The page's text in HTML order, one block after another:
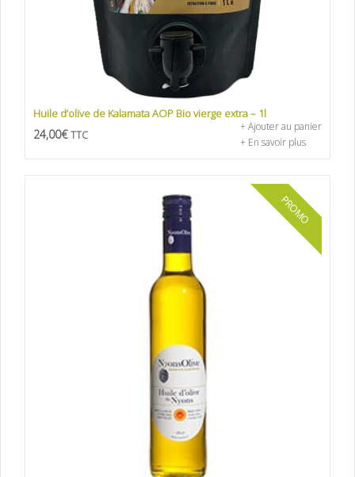
Huile d’olive de Kalamata AOP Bio vierge extra – 1l
24,00€ TTC
+ Ajouter au panier
+ En savoir plus
PROMO